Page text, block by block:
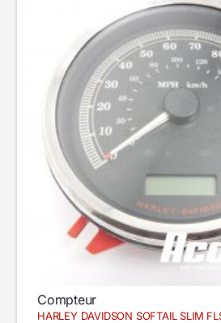
Compteur
HARLEY DAVIDSON SOFTAIL SLIM